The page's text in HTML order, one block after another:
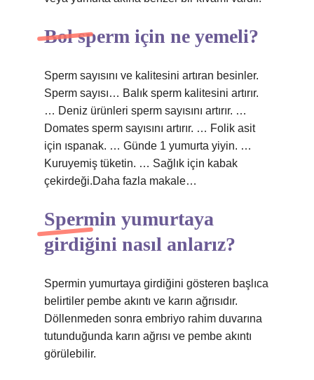
Bol sperm için ne yemeli?
Sperm sayısını ve kalitesini artıran besinler.
Sperm sayısı… Balık sperm kalitesini artırır.
… Deniz ürünleri sperm sayısını artırır. …
Domates sperm sayısını artırır. … Folik asit
için ıspanak. … Günde 1 yumurta yiyin. …
Kuruyemiş tüketin. … Sağlık için kabak
çekirdeği.Daha fazla makale…
Spermin yumurtaya
girdiğini nasıl anlarız?
Spermin yumurtaya girdiğini gösteren başlıca
belirtiler pembe akıntı ve karın ağrısıdır.
Döllenmeden sonra embriyo rahim duvarına
tutunduğunda karın ağrısı ve pembe akıntı
görülebilir.